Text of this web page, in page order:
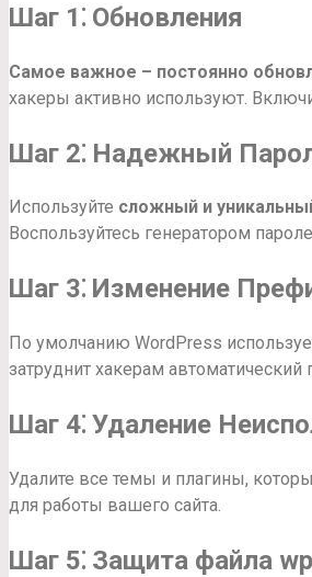
Шаг 1⁚ Обновления
Самое важное – постоянно
хакеры активно используют.
Шаг 2⁚ Надежный
Используйте сложный и
Воспользуйтесь генератором
Шаг 3⁚ Изменение
По умолчанию WordPress
затруднит хакерам
Шаг 4⁚ Удаление
Удалите все темы и плагины,
для работы вашего сайта.
Шаг 5⁚ Защита файла